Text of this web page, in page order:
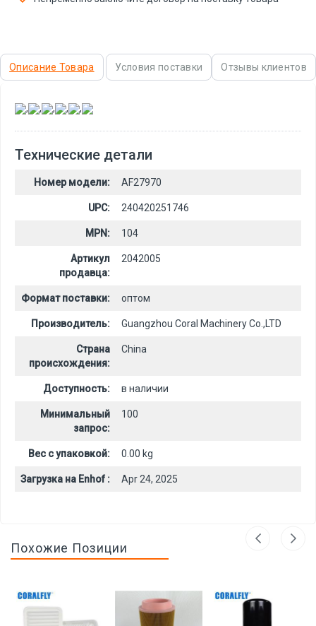
Описание Товара Условия поставки Отзывы клиентов
, , , , ,
Технические детали
Номер модели: AF27970
UPC: 240420251746
MPN: 104
Артикул
продавца:
2042005
Формат поставки: оптом
Производитель: Guangzhou Coral Machinery Co.,LTD
Страна
происхождения:
China
Доступность: в наличии
Минимальный
запрос:
100
Вес с упаковкой: 0.00 kg
Загрузка на Enhof : Apr 24, 2025
Похожие Позиции